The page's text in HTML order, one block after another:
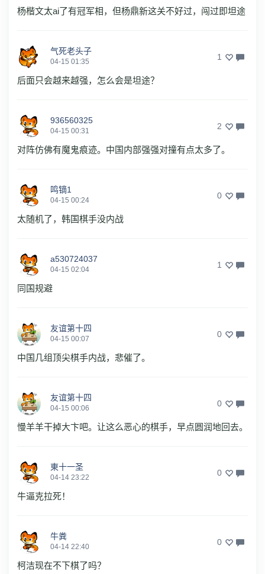
杨楷文太ai了有冠军相，但杨鼎新这关不好过，闯过即坦途
气死老头子
04-15 01:35 1
后面只会越来越强，怎么会是坦途？
936560325
04-15 00:31 2
对阵仿佛有魔鬼痕迹。中国内部强强对撞有点太多了。
鸣镝1
04-15 00:24 0
太随机了，韩国棋手没内战
a530724037
04-15 02:04 1
同国规避
友谊第十四
04-15 00:07 0
中国几组顶尖棋手内战，悲催了。
友谊第十四
04-15 00:06 0
慢羊羊干掉大卞吧。让这么恶心的棋手，早点圆润地回去。
東十一圣
04-14 23:22 0
牛逼克拉死！
牛粪
04-14 22:40 0
柯洁现在不下棋了吗？